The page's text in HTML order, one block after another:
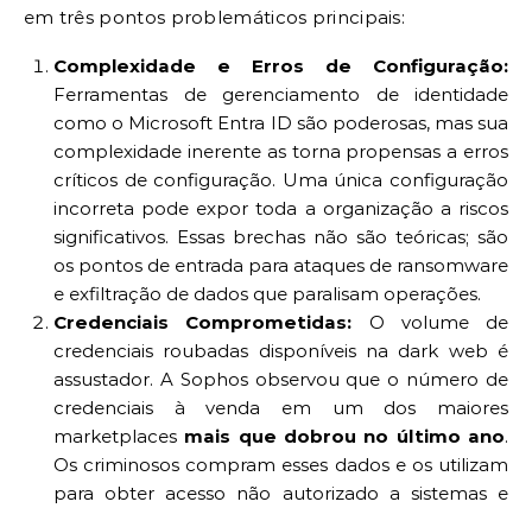
em três pontos problemáticos principais:
Complexidade e Erros de Configuração:
Ferramentas de gerenciamento de identidade
como o Microsoft Entra ID são poderosas, mas sua
complexidade inerente as torna propensas a erros
críticos de configuração. Uma única configuração
incorreta pode expor toda a organização a riscos
significativos. Essas brechas não são teóricas; são
os pontos de entrada para ataques de ransomware
e exfiltração de dados que paralisam operações.
Credenciais Comprometidas: O volume de
credenciais roubadas disponíveis na dark web é
assustador. A Sophos observou que o número de
credenciais à venda em um dos maiores
marketplaces mais que dobrou no último ano.
Os criminosos compram esses dados e os utilizam
para obter acesso não autorizado a sistemas e